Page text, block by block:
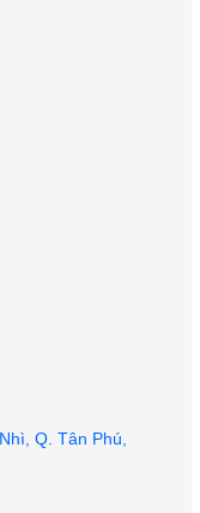
Q. Tân Phú,
ma túy ở TP.HCM, có